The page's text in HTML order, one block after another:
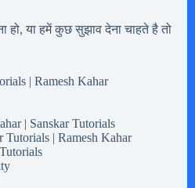
हो, या हमें कुछ सुझाव देना चाहते है तो
| Ramesh Kahar
| Sanskar Tutorials
Tutorials | Ramesh Kahar